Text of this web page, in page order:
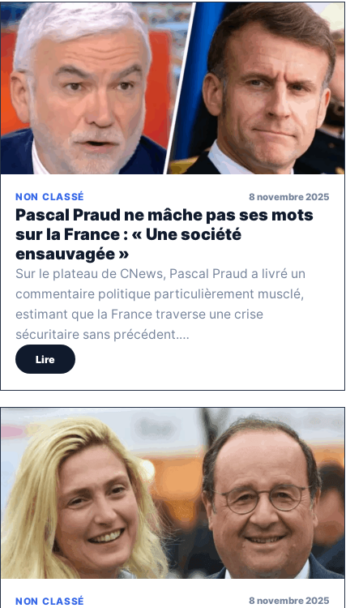
NON CLASSÉ 8 novembre 2025
Pascal Praud ne mâche pas ses mots
sur la France : « Une société
ensauvagée »
Sur le plateau de CNews, Pascal Praud a livré un
commentaire politique particulièrement musclé,
estimant que la France traverse une crise
sécuritaire sans précédent.…
Lire
NON CLASSÉ 8 novembre 2025